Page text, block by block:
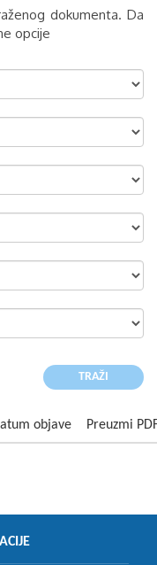
dokumenta. Da
opcije
objave Preuzmi